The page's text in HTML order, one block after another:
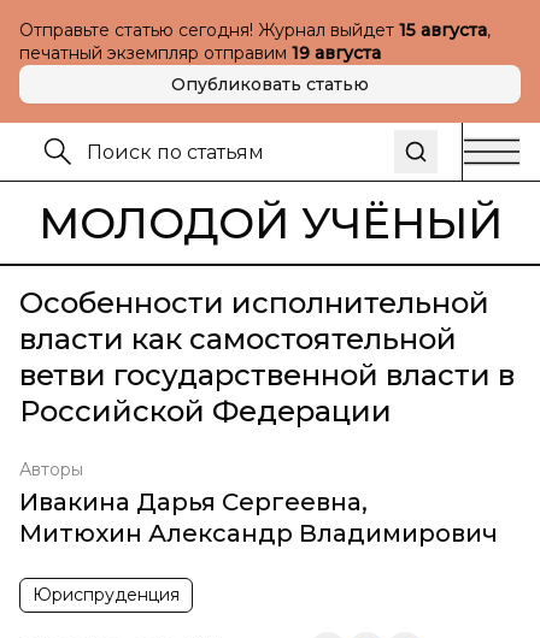
Отправьте статью сегодня! Журнал выйдет 15 августа,
печатный экземпляр отправим 19 августа
Опубликовать статью
МОЛОДОЙ УЧЁНЫЙ
Особенности исполнительной
власти как самостоятельной
ветви государственной власти в
Российской Федерации
Авторы
Ивакина Дарья Сергеевна,
Митюхин Александр Владимирович
Юриспруденция